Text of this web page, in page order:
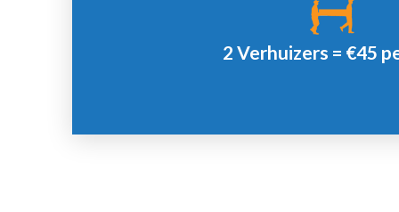
2 Verhuizers = €45
Minimale afname 2 uur.
Offerte